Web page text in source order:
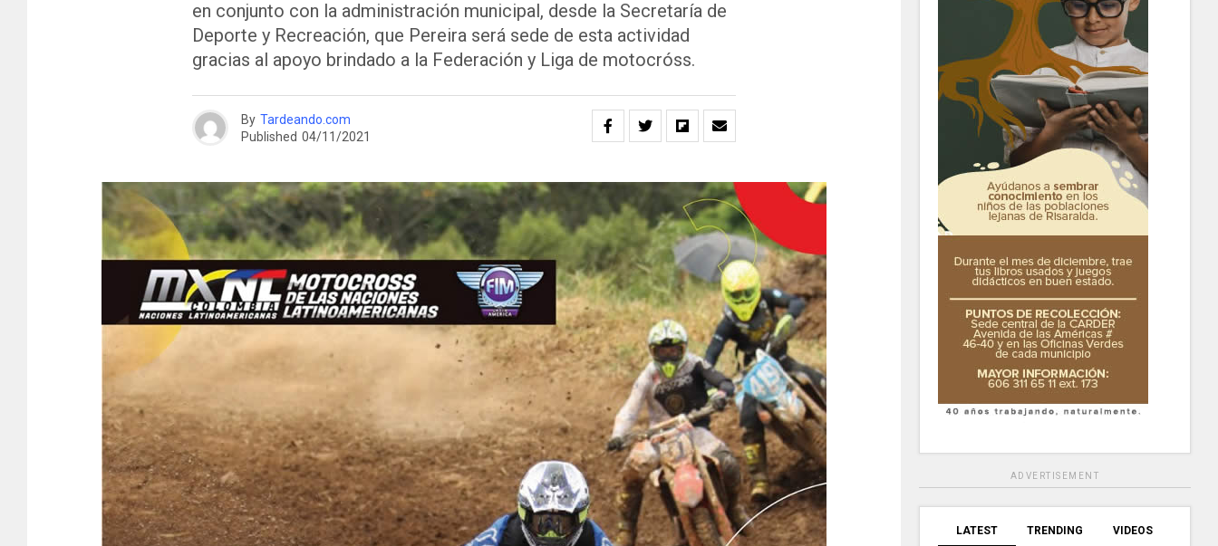
en conjunto con la administración municipal, desde la Secretaría de
Deporte y Recreación, que Pereira será sede de esta actividad
gracias al apoyo brindado a la Federación y Liga de motocróss.
By Tardeando.com
Published 04/11/2021
ADVERTISEMENT
LATEST TRENDING VIDEOS